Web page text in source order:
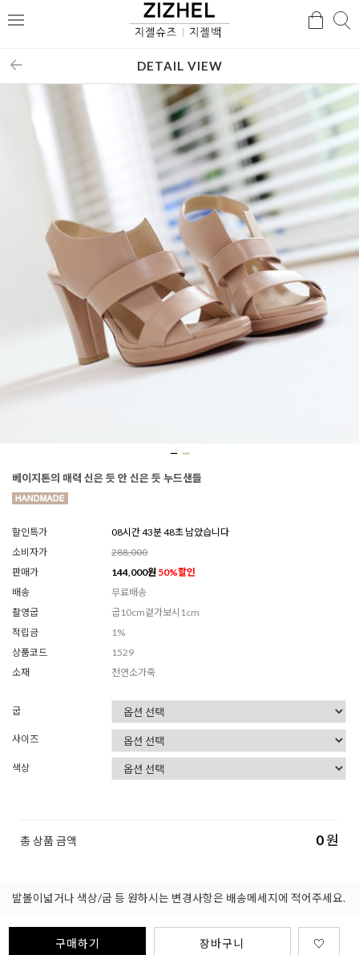
메
검
DETAIL VIEW
베이지톤의 매력 신은 듯 안 신은 듯 누드샌들
할인특가
08시간 43분 45초 남았습니다
소비자가
288,000
판매가
144,000원 50%할인
배송
무료배송
촬영굽
굽10cm겉가보시1cm
적립금
1%
상품코드
1529
소재
천연소가죽
굽
사이즈
색상
총 상품 금액 0원
발볼이넓거나 색상/굽 등 원하시는 변경사항은 배송메세지에 적어주세요.
구매하기 장바구니 ♡